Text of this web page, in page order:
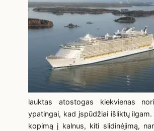
lauktas atostogas kiekvienas
ypatingai, kad įspūdžiai išliktų ilgam.
kopimą į kalnus, kiti slidinėjimą,